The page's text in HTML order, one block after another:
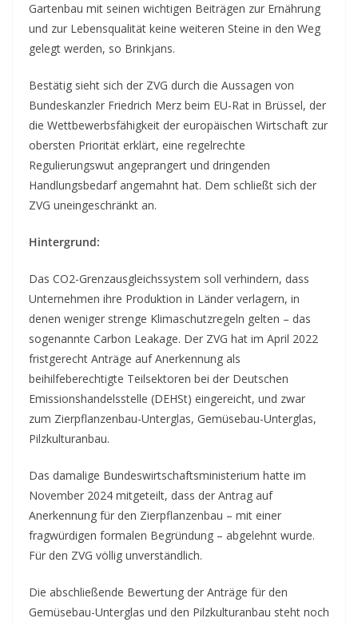
Gartenbau mit seinen wichtigen Beiträgen zur Ernährung
und zur Lebensqualität keine weiteren Steine in den Weg
gelegt werden, so Brinkjans.
Bestätig sieht sich der ZVG durch die Aussagen von
Bundeskanzler Friedrich Merz beim EU-Rat in Brüssel, der
die Wettbewerbsfähigkeit der europäischen Wirtschaft zur
obersten Priorität erklärt, eine regelrechte
Regulierungswut angeprangert und dringenden
Handlungsbedarf angemahnt hat. Dem schließt sich der
ZVG uneingeschränkt an.
Hintergrund:
Das CO2-Grenzausgleichssystem soll verhindern, dass
Unternehmen ihre Produktion in Länder verlagern, in
denen weniger strenge Klimaschutzregeln gelten – das
sogenannte Carbon Leakage. Der ZVG hat im April 2022
fristgerecht Anträge auf Anerkennung als
beihilfeberechtigte Teilsektoren bei der Deutschen
Emissionshandelsstelle (DEHSt) eingereicht, und zwar
zum Zierpflanzenbau-Unterglas, Gemüsebau-Unterglas,
Pilzkulturanbau.
Das damalige Bundeswirtschaftsministerium hatte im
November 2024 mitgeteilt, dass der Antrag auf
Anerkennung für den Zierpflanzenbau – mit einer
fragwürdigen formalen Begründung – abgelehnt wurde.
Für den ZVG völlig unverständlich.
Die abschließende Bewertung der Anträge für den
Gemüsebau-Unterglas und den Pilzkulturanbau steht noch